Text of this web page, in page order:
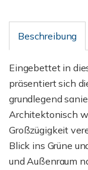
Beschreibung
Eingebettet in
präsentiert sich
grundlegend
Architektonisch
Großzügigkeit
Blick ins Grüne
und Außenraum